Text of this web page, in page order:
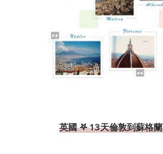
英國 𖤐 13天倫敦到蘇格